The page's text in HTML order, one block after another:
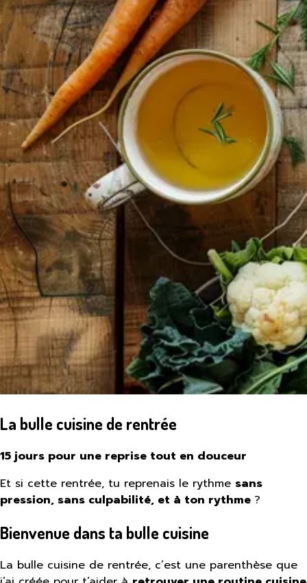
La bulle cuisine de rentrée
15 jours pour une reprise tout en douceur
Et si cette rentrée, tu reprenais le rythme sans
pression, sans culpabilité, et à ton rythme ?
Bienvenue dans ta bulle cuisine
La bulle cuisine de rentrée, c’est une parenthèse que